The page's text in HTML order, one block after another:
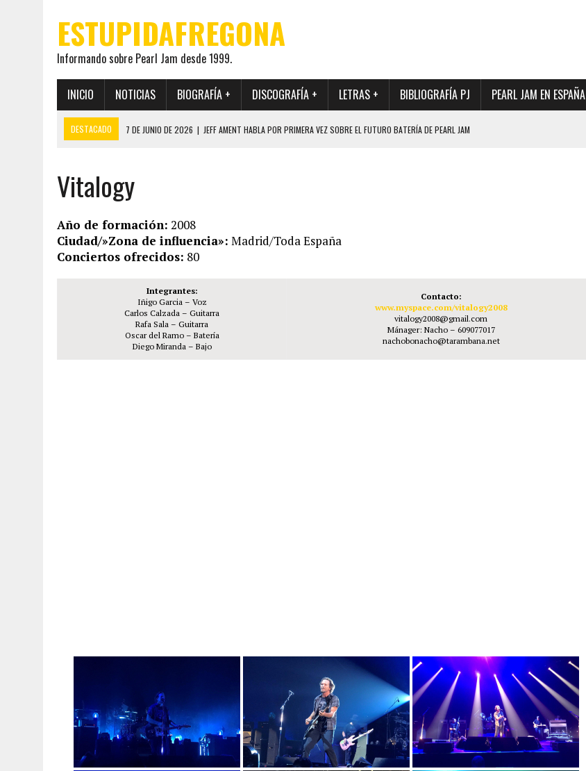
ESTUPIDAFREGONA
Informando sobre Pearl Jam desde 1999.
INICIO NOTICIAS BIOGRAFÍA + DISCOGRAFÍA + LETRAS + BIBLIOGRAFÍA PJ PEARL JAM EN ESPAÑA
DESTACADO 7 DE JUNIO DE 2026 | JEFF AMENT HABLA POR PRIMERA VEZ SOBRE EL FUTURO BATERÍA DE PEARL JAM
19 DE MAYO DE 2026
12 DE MAYO DE 2026
28 DE JULIO DE 2026 | JEFF AMENT PUBLICA SINCE FOREVER, UN LIBRO CON FOTOGRAFÍAS INÉDITAS DE LA HISTORIA DE PEARL JAM
Vitalogy
Año de formación: 2008
Ciudad/»Zona de influencia»: Madrid/Toda España
Conciertos ofrecidos: 80
Integrantes:
Iñigo Garcia – Voz
Carlos Calzada – Guitarra
Rafa Sala – Guitarra
Oscar del Ramo – Batería
Diego Miranda – Bajo
Contacto:
www.myspace.com/vitalogy2008
vitalogy2008@gmail.com
Mánager: Nacho – 609077017
nachobonacho@tarambana.net